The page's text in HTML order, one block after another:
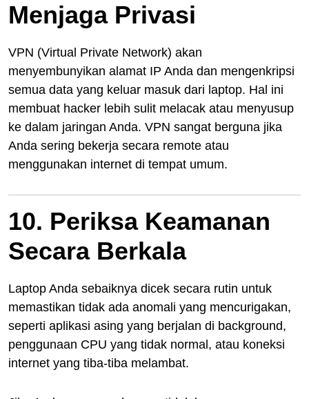
Menjaga Privasi
VPN (Virtual Private Network) akan
menyembunyikan alamat IP Anda dan mengenkripsi
semua data yang keluar masuk dari laptop. Hal ini
membuat hacker lebih sulit melacak atau menyusup
ke dalam jaringan Anda. VPN sangat berguna jika
Anda sering bekerja secara remote atau
menggunakan internet di tempat umum.
10. Periksa Keamanan
Secara Berkala
Laptop Anda sebaiknya dicek secara rutin untuk
memastikan tidak ada anomali yang mencurigakan,
seperti aplikasi asing yang berjalan di background,
penggunaan CPU yang tidak normal, atau koneksi
internet yang tiba-tiba melambat.